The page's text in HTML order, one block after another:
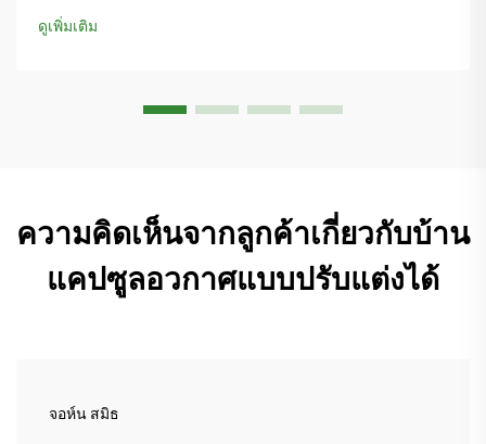
และประหยัดค่าใช้จ่ายได้สูงสุดถึง 60% เมื่อเทียบกับการปรับปรุง
แบบดั้งเดิม สำรวจที่อยู่อาศัยอัจฉริยะที่สามารถขยายได้ในทันที
ดูเพิ่มเติม
ความคิดเห็นจากลูกค้าเกี่ยวกับบ้าน
แคปซูลอวกาศแบบปรับแต่งได้
จอห์น สมิธ